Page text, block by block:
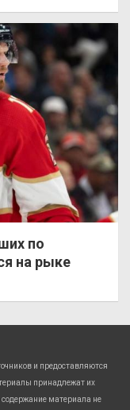
по
на рыке
и предоставляются
принадлежат их
материала не